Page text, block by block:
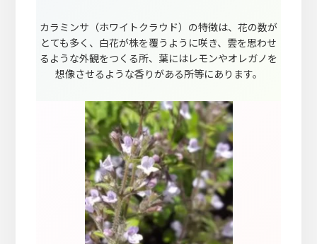
カラミンサ（ホワイトクラウド）の特徴は、花の数が
とても多く、白花が株を覆うように咲き、雲を思わせ
るような外観をつくる所、葉にはレモンやオレガノを
想像させるような香りがある所等にあります。